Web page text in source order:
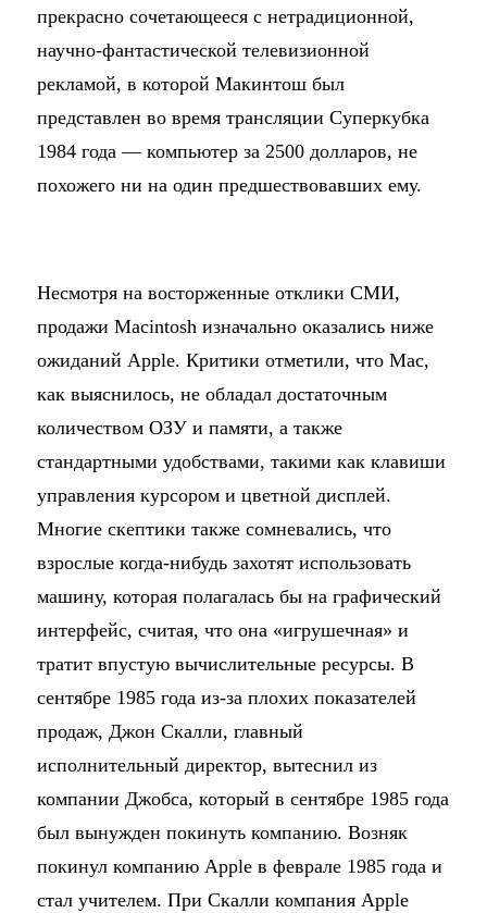
прекрасно сочетающееся с нетрадиционной,
научно-фантастической телевизионной
рекламой, в которой Макинтош был
представлен во время трансляции Суперкубка
1984 года — компьютер за 2500 долларов, не
похожего ни на один предшествовавших ему.
Несмотря на восторженные отклики СМИ,
продажи Macintosh изначально оказались ниже
ожиданий Apple. Критики отметили, что Mac,
как выяснилось, не обладал достаточным
количеством ОЗУ и памяти, а также
стандартными удобствами, такими как клавиши
управления курсором и цветной дисплей.
Многие скептики также сомневались, что
взрослые когда-нибудь захотят использовать
машину, которая полагалась бы на графический
интерфейс, считая, что она «игрушечная» и
тратит впустую вычислительные ресурсы. В
сентябре 1985 года из-за плохих показателей
продаж, Джон Скалли, главный
исполнительный директор, вытеснил из
компании Джобса, который в сентябре 1985 года
был вынужден покинуть компанию. Возняк
покинул компанию Apple в феврале 1985 года и
стал учителем. При Скалли компания Apple